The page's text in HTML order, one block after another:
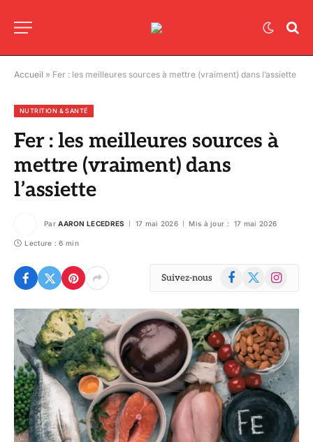
Accueil » Fer : les meilleures sources à mettre (vraiment) dans l’assiette
NUTRITION & SANTÉ
Fer : les meilleures sources à
mettre (vraiment) dans
l’assiette
Par AARON LECEDRES 17 mai 2026 Mis à jour : 17 mai 2026
Lecture : 6 min
Suivez-nous Facebook
X
Instagram
© DR